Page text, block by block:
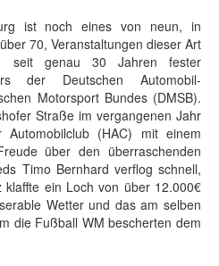
ist noch eines von neun, in
70, Veranstaltungen dieser Art
seit genau 30 Jahren fester
der Deutschen Automobil-
Motorsport Bundes (DMSB).
Straße im vergangenen Jahr
(HAC) mit einem
über den überraschenden
Timo Bernhard verflog schnell,
ein Loch von über 12.000€
Wetter und das am selben
die Fußball WM bescherten dem